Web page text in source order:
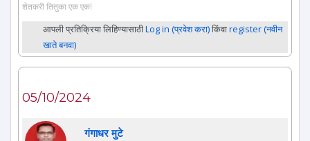
शेतकरी तितुका एक एक!
आपली प्रतिक्रिया लिहिण्यासाठीLog in (प्रवेश करा)किंवाregister (नवीन
खाते बनवा)
05/10/2024
गंगाधर मुटे